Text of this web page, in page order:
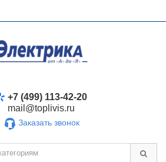
+7 (499) 113-42-20
mail@toplivis.ru
Заказать звонок